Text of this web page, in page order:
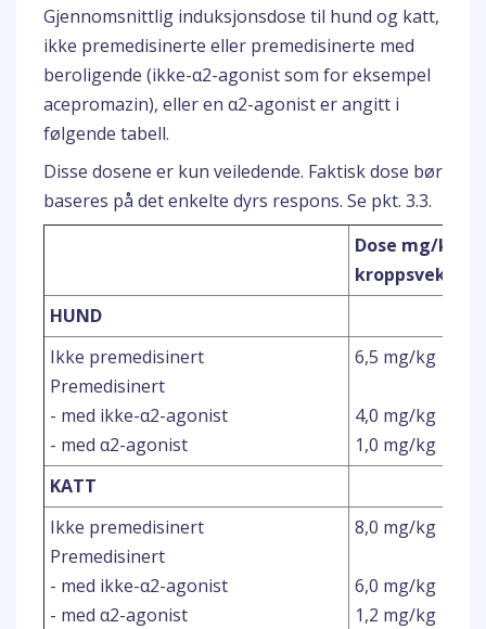
Gjennomsnittlig induksjonsdose til hund og katt,
ikke premedisinerte eller premedisinerte med
beroligende (ikke-α2-agonist som for eksempel
acepromazin), eller en α2-agonist er angitt i
følgende tabell.
Disse dosene er kun veiledende. Faktisk dose bør
baseres på det enkelte dyrs respons. Se pkt. 3.3.
Dose mg/kg
kroppsvekt
HUND
Ikke premedisinert
Premedisinert
- med ikke-α2-agonist
- med α2-agonist
6,5 mg/kg
4,0 mg/kg
1,0 mg/kg
KATT
Ikke premedisinert
Premedisinert
- med ikke-α2-agonist
- med α2-agonist
8,0 mg/kg
6,0 mg/kg
1,2 mg/kg